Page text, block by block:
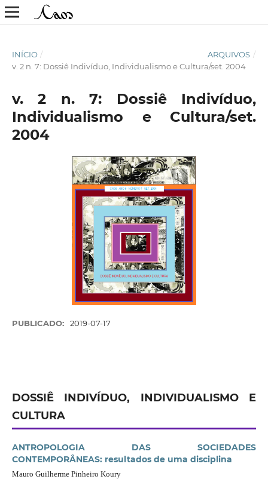
INÍCIO / ARQUIVOS /
v. 2 n. 7: Dossiê Indivíduo, Individualismo e Cultura/set. 2004
v. 2 n. 7: Dossiê Indivíduo,
Individualismo e Cultura/set.
2004
PUBLICADO: 2019-07-17
DOSSIÊ INDIVÍDUO, INDIVIDUALISMO E
CULTURA
ANTROPOLOGIA DAS SOCIEDADES
CONTEMPORÂNEAS: resultados de uma disciplina
Mauro Guilherme Pinheiro Koury